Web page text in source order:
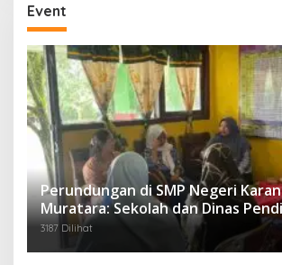
Event
Perundungan di SMP Negeri
Muratara: Sekolah dan Dinas
Langsung Ambil Tindakan Tegas
3187 Dilihat